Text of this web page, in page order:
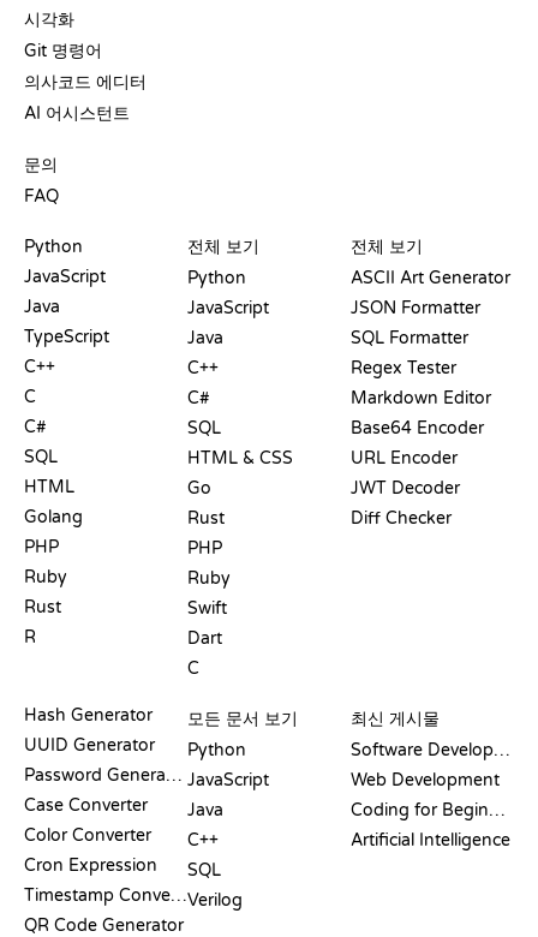
시각화
Git 명령어
의사코드 에디터
AI 어시스턴트
문의
FAQ
Python
JavaScript
Java
TypeScript
C++
C
C#
SQL
HTML
Golang
PHP
Ruby
Rust
R
전체 보기
Python
JavaScript
Java
C++
C#
SQL
HTML & CSS
Go
Rust
PHP
Ruby
Swift
Dart
C
전체 보기
ASCII Art Generator
JSON Formatter
SQL Formatter
Regex Tester
Markdown Editor
Base64 Encoder
URL Encoder
JWT Decoder
Diff Checker
Hash Generator
UUID Generator
Password Generator
Case Converter
Color Converter
Cron Expression
Timestamp Converter
QR Code Generator
모든 문서 보기
Python
JavaScript
Java
C++
SQL
Verilog
최신 게시물
Software Development
Web Development
Coding for Beginners
Artificial Intelligence